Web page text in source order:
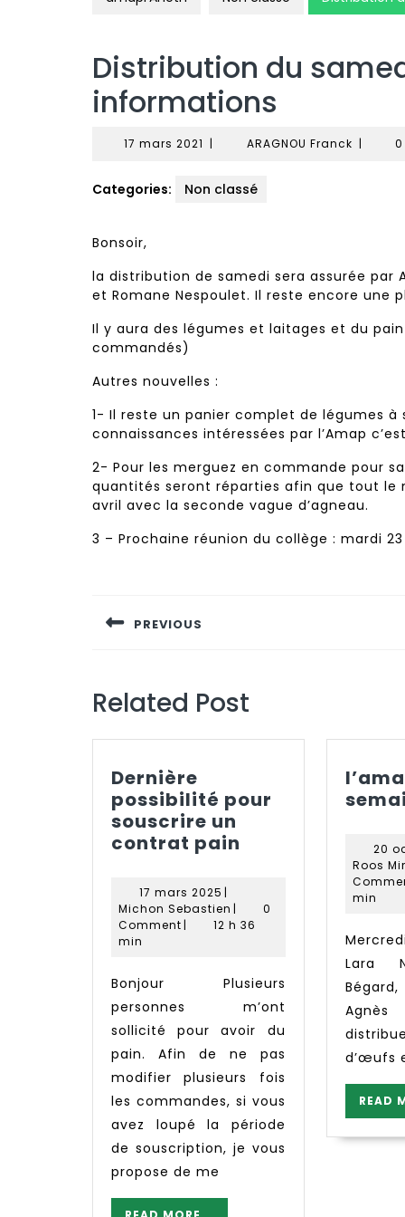
Distribution du
informations
17 mars 2021 17| ARAGNOU Franck |
Categories: Non classé
Bonsoir,
la distribution de samedi sera assurée par
et Romane Nespoulet. Il reste encore une
Il y aura des légumes et laitages et du
commandés)
Autres nouvelles :
1- Il reste un panier complet de légumes
connaissances intéressées par l’Amap
2- Pour les merguez en commande pour
quantités seront réparties afin que tout le
avril avec la seconde vague d’agneau.
3 – Prochaine réunion du collège : mardi
de PREVIOUS
Related Post
Dernière
possibilité pour
souscrire un
contrat pain
souscrire
un
pain
17 mars 2025 17
mars
2025
|
Michon Sebastien Michon
Sebastien
|
0
Comment |
12 h 36
min
Bonjour Plusieurs
personnes m’ont
sollicité pour avoir du
pain. Afin de ne pas
modifier plusieurs fois
les commandes, si vous
avez loupé la période
de souscription, je vous
propose de me
20
Roos
min
Mercredi 20 octobre,
Lara
d’œufs
READ